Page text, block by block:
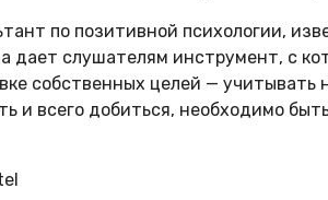
по позитивной психологии,
дает слушателям инструмент, с
собственных целей —
и всего добиться, необходимо